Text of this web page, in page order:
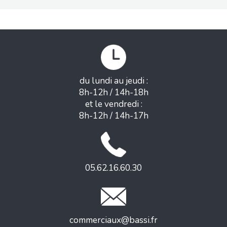
du lundi au jeudi :
8h-12h / 14h-18h
et le vendredi :
8h-12h / 14h-17h
05.62.16.60.30
commerciaux@bassi.fr